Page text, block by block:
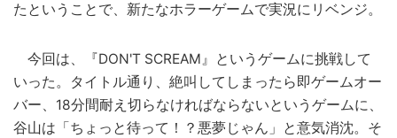
たということで、新たなホラーゲームで実況にリベンジ。
今回は、『DON'T SCREAM』というゲームに挑戦して
いった。タイトル通り、絶叫してしまったら即ゲームオー
バー、18分間耐え切らなければならないというゲームに、
谷山は「ちょっと待って！？悪夢じゃん」と意気消沈。そ